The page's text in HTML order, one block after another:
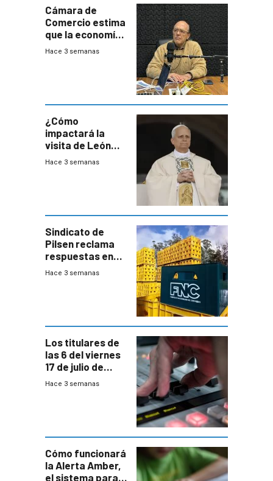
Cámara de
Comercio estima
que la economía
crecerá 1,6%
Hace 3 semanas
¿Cómo
impactará la
visita de León
XIV a Uruguay?
Hace 3 semanas
Sindicato de
Pilsen reclama
respuestas en
medio de
Hace 3 semanas
Los titulares de
las 6 del viernes
17 de julio de
2026
Hace 3 semanas
Cómo funcionará
la Alerta Amber,
el sistema para